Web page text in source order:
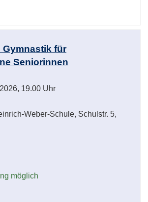
für
Seniorinnen
19.00 Uhr
Weber-Schule, Schulstr. 5,
möglich